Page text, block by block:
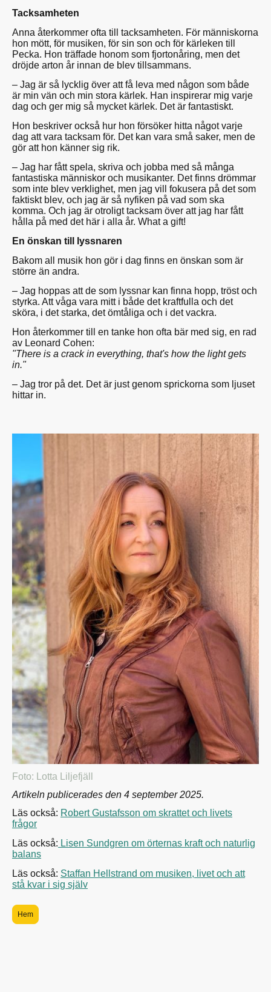
Tacksamheten
Anna återkommer ofta till tacksamheten. För människorna
hon mött, för musiken, för sin son och för kärleken till
Pecka. Hon träffade honom som fjortonåring, men det
dröjde arton år innan de blev tillsammans.
– Jag är så lycklig över att få leva med någon som både
är min vän och min stora kärlek. Han inspirerar mig varje
dag och ger mig så mycket kärlek. Det är fantastiskt.
Hon beskriver också hur hon försöker hitta något varje
dag att vara tacksam för. Det kan vara små saker, men de
gör att hon känner sig rik.
– Jag har fått spela, skriva och jobba med så många
fantastiska människor och musikanter. Det finns drömmar
som inte blev verklighet, men jag vill fokusera på det som
faktiskt blev, och jag är så nyfiken på vad som ska
komma. Och jag är otroligt tacksam över att jag har fått
hålla på med det här i alla år. What a gift!
En önskan till lyssnaren
Bakom all musik hon gör i dag finns en önskan som är
större än andra.
– Jag hoppas att de som lyssnar kan finna hopp, tröst och
styrka. Att våga vara mitt i både det kraftfulla och det
sköra, i det starka, det ömtåliga och i det vackra.
Hon återkommer till en tanke hon ofta bär med sig, en rad
av Leonard Cohen:
"There is a crack in everything, that's how the light gets
in."
– Jag tror på det. Det är just genom sprickorna som ljuset
hittar in.
Foto: Lotta Liljefjäll
Artikeln publicerades den 4 september 2025.
Läs också: Robert Gustafsson om skrattet och livets
frågor
Läs också: Lisen Sundgren om örternas kraft och naturlig
balans
Läs också: Staffan Hellstrand om musiken, livet och att
stå kvar i sig själv
Hem